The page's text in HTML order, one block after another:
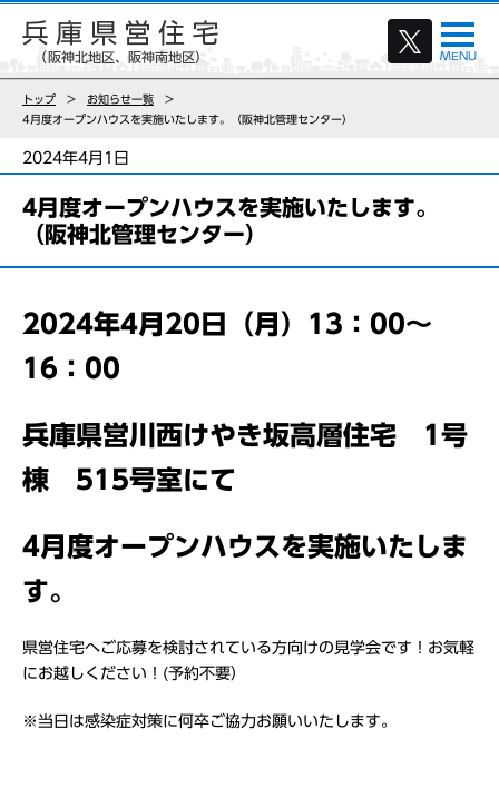
トップ
お知らせ一覧
4月度オープンハウスを実施いたします。（阪神北管理センター）
2024年4月1日
4月度オープンハウスを実施いたします。
（阪神北管理センター）
2024年4月20日（月）13：00～
16：00
兵庫県営川西けやき坂高層住宅 1号
棟 515号室にて
4月度オープンハウスを実施いたしま
す。
県営住宅へご応募を検討されている方向けの見学会です！お気軽
にお越しください！(予約不要）
※当日は感染症対策に何卒ご協力お願いいたします。